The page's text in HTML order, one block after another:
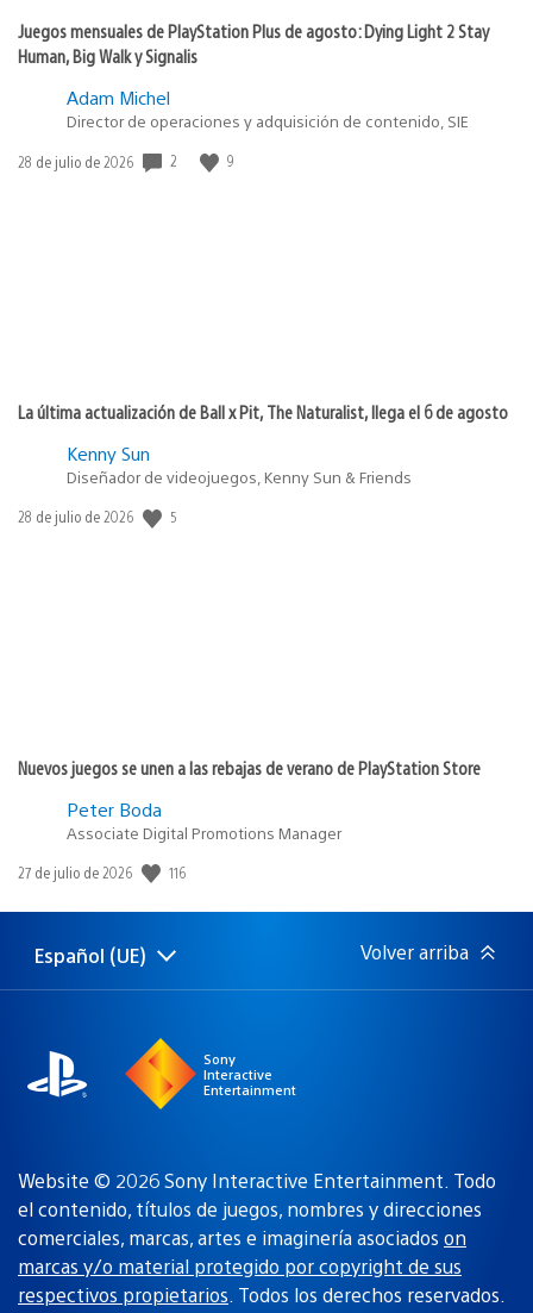
Juegos mensuales de PlayStation Plus de agosto: Dying Light 2 Stay
Human, Big Walk y Signalis
Adam Michel
Director de operaciones y adquisición de contenido, SIE
Fecha
28 de julio de 2026 2 9
La última actualización de Ball x Pit, The Naturalist, llega el 6 de agosto
Kenny Sun
Diseñador de videojuegos, Kenny Sun & Friends
Fecha
28 de julio de 2026 5
Nuevos juegos se unen a las rebajas de verano de PlayStation Store
Peter Boda
Associate Digital Promotions Manager
Fecha
publicación:
27 de julio de 2026 116
Selecciona
una
Región
actual:
Español (UE) Volver arriba
Sony
Interactive
Entertainment
Website © 2026 Sony Interactive Entertainment. Todo
el contenido, títulos de juegos, nombres y direcciones
comerciales, marcas, artes e imaginería asociados on
marcas y/o material protegido por copyright de sus
respectivos propietarios. Todos los derechos reservados.